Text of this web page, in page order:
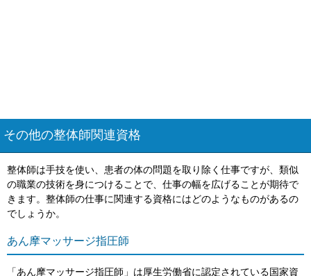
その他の整体師関連資格
整体師は手技を使い、患者の体の問題を取り除く仕事ですが、類似
の職業の技術を身につけることで、仕事の幅を広げることが期待で
きます。整体師の仕事に関連する資格にはどのようなものがあるの
でしょうか。
あん摩マッサージ指圧師
「あん摩マッサージ指圧師」は厚生労働省に認定されている国家資